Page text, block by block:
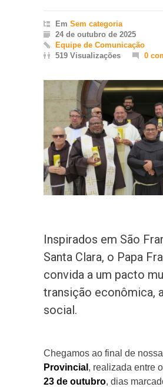
Em Sem categoria
24 de outubro de 2025
Equipe de Comunicação
519 Visualizações
0
Inspirados em São
Santa Clara, o Papa
convida a um pacto
transição econômica,
social.
Chegamos ao final de nossa
Provincial , realizada entre
23 de outubro, dias